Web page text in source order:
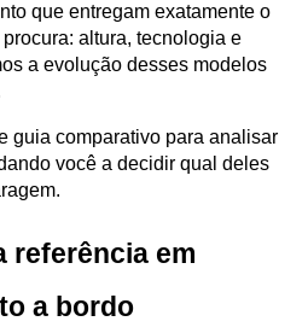
que entregam exatamente o
altura, tecnologia e
a evolução desses modelos
guia comparativo para analisar
você a decidir qual deles
referência em
a bordo